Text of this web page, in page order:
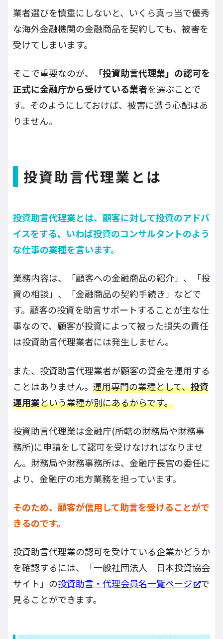
業者選びを慎重にしないと、いくら真っ当で優秀
な海外金融機関の金融商品を契約しても、被害を
受けてしまいます。
そこで重要なのが、
「投資助言代理業」の認可を
正式に金融庁から受けている業者を選ぶことで
す。そのようにしておけば、被害に遭う心配はあ
りません。
投資助言代理業とは
投資助言代理業とは、顧客に対して投資のアドバ
イスをする、いわば投資のコンサルタントのよう
な仕事の業種を言います。
業務内容は、「顧客への金融商品の紹介」、「投
資の相談」、「金融商品の契約手続き」などで
す。顧客の投資を助言サポートすることが主な仕
事なので、顧客が投資によって被った損失の責任
は投資助言代理業者には発生しません。
また、投資助言代理業者が顧客の資金を運用する
ことはありません。 運用専門の業種として、投資
運用業という業種が別にあるからです。
投資助言代理業は金融庁(所轄の財務局や財務事
務所)に申請をして認可を受けなければなりませ
ん。財務局や財務事務所は、金融庁長官の委任に
より、金融庁の地方業務を担っています。
そのため、顧客が信用して助言を受けることがで
きるのです。
投資助言代理業の認可を受けている企業かどうか
を確認するには、「一般社団法人 日本投資協会
サイト」の投資助言・代理会員名一覧ページ
で
見ることができます。